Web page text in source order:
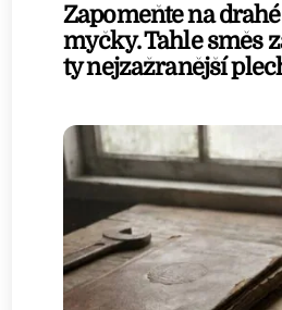
Zapomeňte na
myčky. Tahle směs
ty nejzažranější